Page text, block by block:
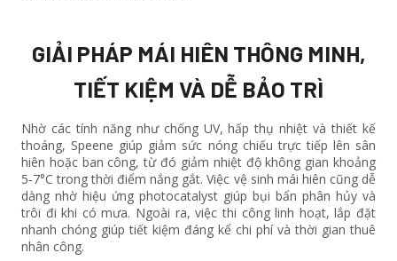
GIẢI PHÁP MÁI HIÊN THÔNG MINH,
TIẾT KIỆM VÀ DỄ BẢO TRÌ
Nhờ các tính năng như chống UV, hấp thụ nhiệt và thiết kế
thoáng, Speene giúp giảm sức nóng chiếu trực tiếp lên sân
hiên hoặc ban công, từ đó giảm nhiệt độ không gian khoảng
5‑7°C trong thời điểm nắng gắt. Việc vệ sinh mái hiên cũng dễ
dàng nhờ hiệu ứng photocatalyst giúp bụi bẩn phân hủy và
trôi đi khi có mưa. Ngoài ra, việc thi công linh hoạt, lắp đặt
nhanh chóng giúp tiết kiệm đáng kể chi phí và thời gian thuê
nhân công.